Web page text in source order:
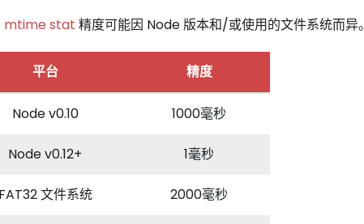
mtime stat 精度可能因 Node 版本和/或使用的文件系统而异。
平台 精度
Node v0.10 1000毫秒
Node v0.12+ 1毫秒
FAT32 文件系统 2000毫秒